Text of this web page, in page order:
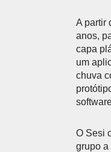
A partir
anos,
capa
um
chuva
O Sesi
grupo a